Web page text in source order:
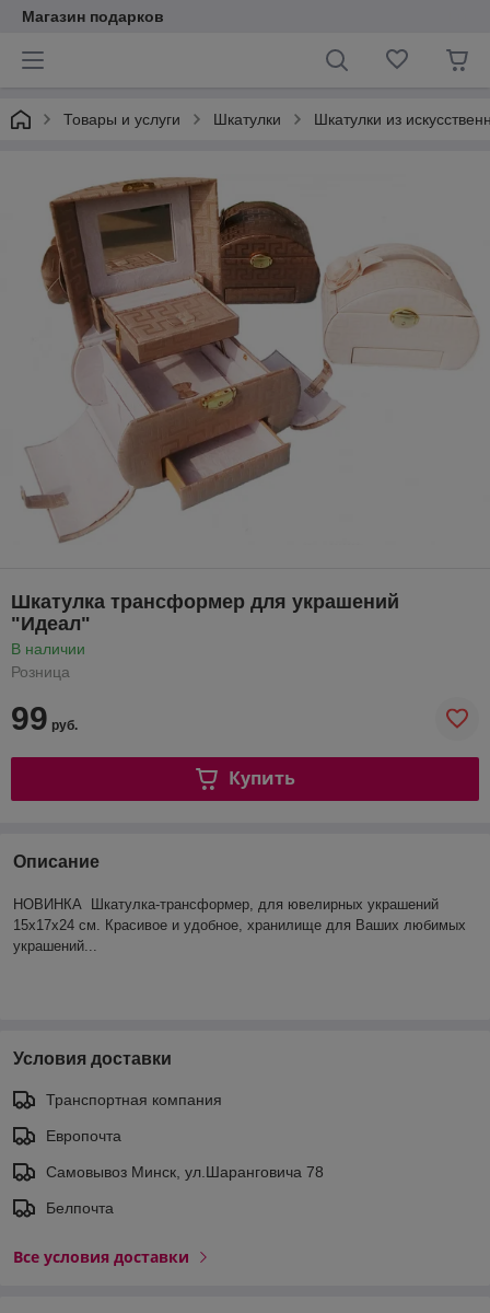
Магазин подарков
Товары и услуги Шкатулки Шкатулки из
Шкатулка трансформер для украшений
"Идеал"
В наличии
Розница
99 руб.
Купить
Описание
НОВИНКА Шкатулка-трансформер, для ювелирных украшений
15х17х24 см. Красивое и удобное, хранилище для Ваших любимых
украшений...
Условия доставки
Транспортная компания
Европочта
Самовывоз Минск, ул.Шаранговича 78
Белпочта
Все условия доставки